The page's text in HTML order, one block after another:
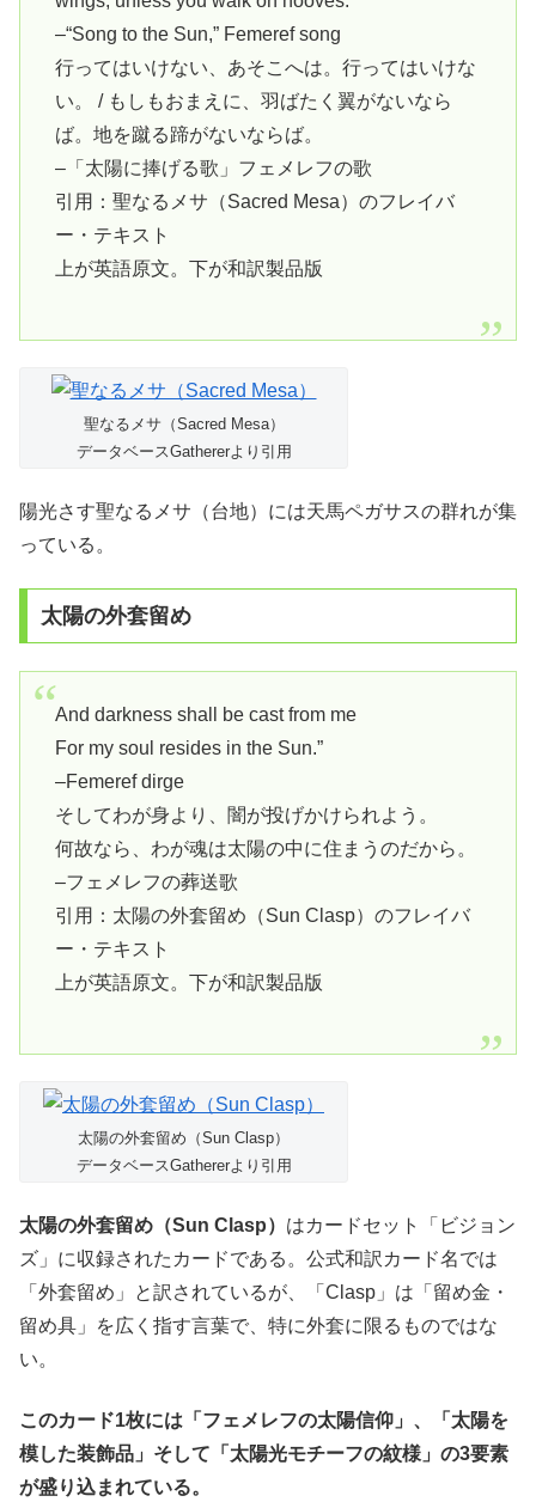
–“Song to the Sun,” Femeref song
行ってはいけない、あそこへは。行ってはいけな
い。 / もしもおまえに、羽ばたく翼がないなら
ば。地を蹴る蹄がないならば。
–「太陽に捧げる歌」フェメレフの歌
引用：聖なるメサ（Sacred Mesa）のフレイバ
ー・テキスト
上が英語原文。下が和訳製品版
聖なるメサ（Sacred Mesa）
データベースGathererより引用
陽光さす聖なるメサ（台地）には天馬ペガサスの群れが集
っている。
太陽の外套留め
And darkness shall be cast from me
For my soul resides in the Sun.”
–Femeref dirge
そしてわが身より、闇が投げかけられよう。
何故なら、わが魂は太陽の中に住まうのだから。
–フェメレフの葬送歌
引用：太陽の外套留め（Sun Clasp）のフレイバ
ー・テキスト
上が英語原文。下が和訳製品版
太陽の外套留め（Sun Clasp）
データベースGathererより引用
太陽の外套留め（Sun Clasp） はカードセット「ビジョン
ズ」に収録されたカードである。公式和訳カード名では
「外套留め」と訳されているが、「Clasp」は「留め金・
留め具」を広く指す言葉で、特に外套に限るものではな
い。
このカード1枚には「フェメレフの太陽信仰」、「太陽を
模した装飾品」そして「太陽光モチーフの紋様」の3要素
が盛り込まれている。